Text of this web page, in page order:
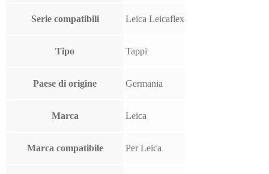
Serie compatibili Leica Leicaflex
Tipo Tappi
Paese di origine Germania
Marca Leica
Marca compatibile Per Leica